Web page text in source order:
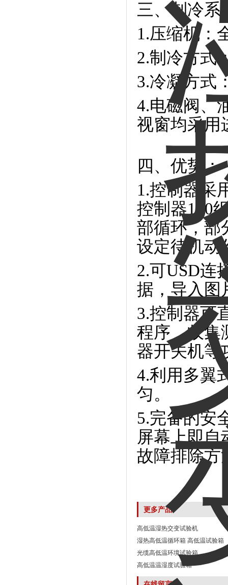
三、制冷系
1.压缩机：
2.制冷方式
3.冷凝方式
4.电磁阀、
视窗均采用
四、优势：
1.控制器采
控制器120
部循环，部
设定待机动
2.可USD连
据，导入图
3.控制器可
程序，收集
器开关机等
4.利用多翼
匀。
5.完备的安
屏幕上即自
故障排除方
更多产品
高低温湿热交变试验机
湿热高低温循环箱 高低温试验箱
光缆高低温环境试验箱
高低温温湿度试验箱